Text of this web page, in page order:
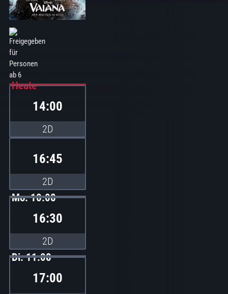
Heute
14:00
2D
16:45
2D
Mo. 10.08
16:30
2D
Di. 11.08
17:00